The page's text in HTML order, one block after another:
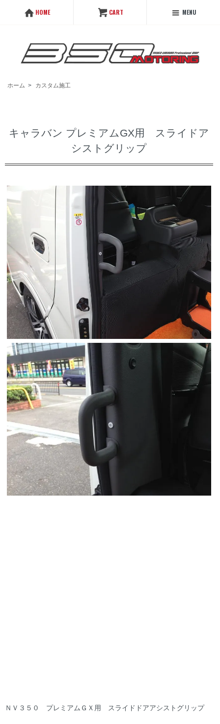
HOME CART MENU
ホーム > カスタム施工
キャラバン プレミアムGX用 スライドア
シストグリップ
ＮＶ３５０ プレミアムＧＸ用 スライドドアアシストグリップ